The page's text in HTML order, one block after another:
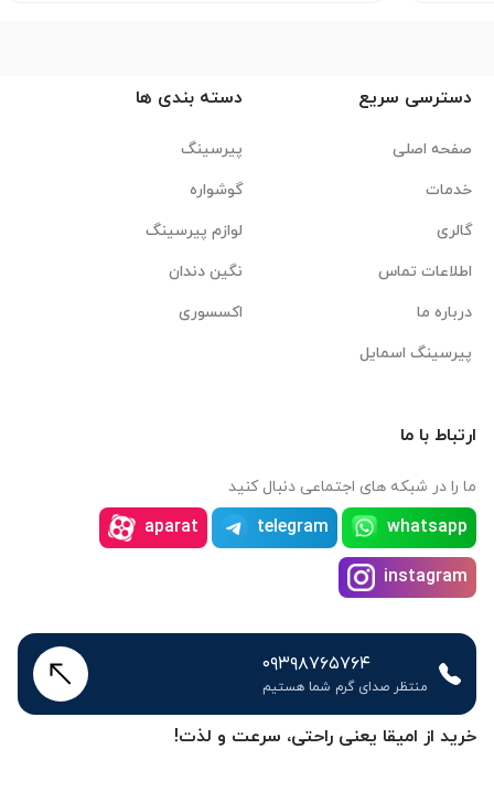
خرید از امیقا یعنی راحتی، سرعت و لذت!
دسترسی سریع
صفحه اصلی
خدمات
گالری
اطلاعات تماس
درباره ما
پیرسینگ اسمایل
دسته بندی ها
پیرسینگ
گوشواره
لوازم پیرسینگ
نگین دندان
اکسسوری
ارتباط با ما
ما را در شبکه های اجتماعی دنبال کنید
whatsapp
telegram
aparat
instagram
۰۹۳۹۸۷۶۵۷۶۴
منتظر صدای گرم شما هستیم